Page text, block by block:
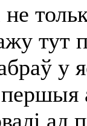
не
тут